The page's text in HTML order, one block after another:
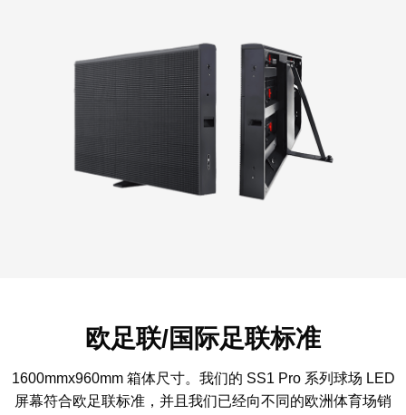
欧足联/国际足联标准
1600mmx960mm 箱体尺寸。我们的 SS1 Pro 系列球场 LED
屏幕符合欧足联标准，并且我们已经向不同的欧洲体育场销